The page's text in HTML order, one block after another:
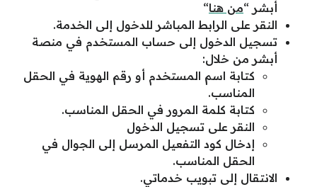
أبشر “من هنا“
النقر على الرابط المباشر للدخول إلى الخدمة.
تسجيل الدخول إلى حساب المستخدم في منصة
أبشر من خلال:
كتابة اسم المستخدم أو رقم الهوية في الحقل
المناسب.
كتابة كلمة المرور في الحقل المناسب.
النقر على تسجيل الدخول
إدخال كود التفعيل المرسل إلى الجوال في
الحقل المناسب.
الانتقال إلى تبويب خدماتي.